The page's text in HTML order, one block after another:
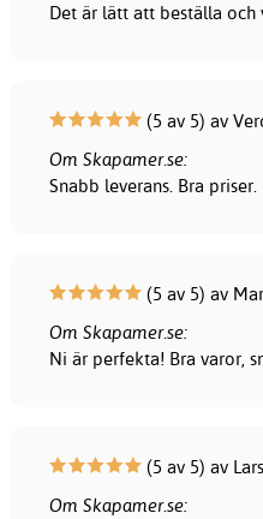
Det är lätt att beställa
(5 av 5) av
Om Skapamer.se:
Snabb leverans. Bra
(5 av 5) av
Om Skapamer.se:
Ni är perfekta! Bra varor,
(5 av 5) av
Om Skapamer.se: